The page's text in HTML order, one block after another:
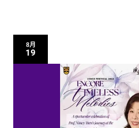
8月
19